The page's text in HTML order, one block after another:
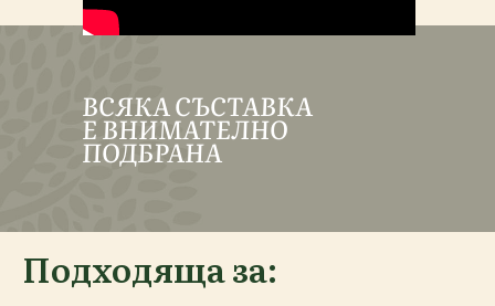
ВСЯКА СЪСТАВКА
Е ВНИМАТЕЛНО
ПОДБРАНА
Подходяща за: